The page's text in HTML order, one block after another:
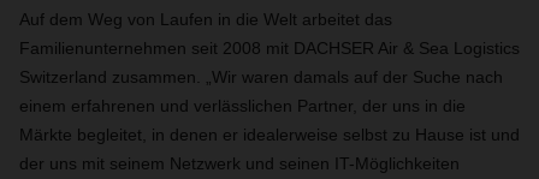
Auf dem Weg von Laufen in die Welt arbeitet das
Familienunternehmen seit 2008 mit DACHSER Air & Sea Logistics
Switzerland zusammen. „Wir waren damals auf der Suche nach
einem erfahrenen und verlässlichen Partner, der uns in die
Märkte begleitet, in denen er idealerweise selbst zu Hause ist und
der uns mit seinem Netzwerk und seinen IT-Möglichkeiten